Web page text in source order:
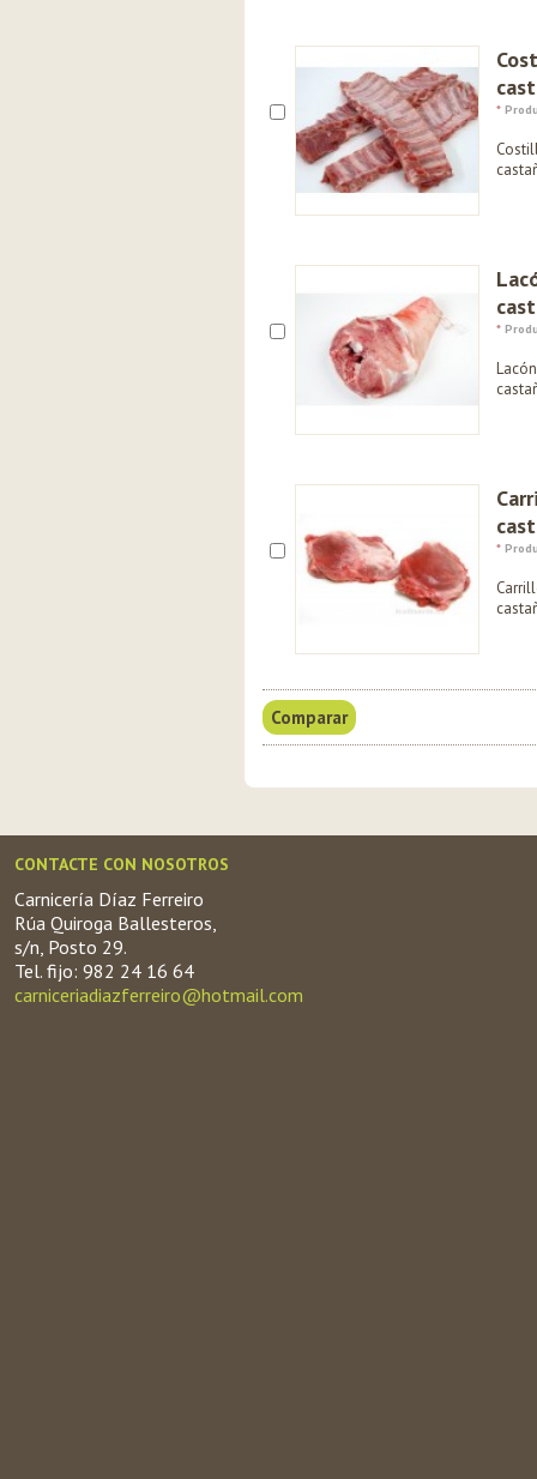
*
*
*
CONTACTE CON NOSOTROS
Carnicería Díaz Ferreiro
Rúa Quiroga Ballesteros,
s/n, Posto 29.
Tel. fijo: 982 24 16 64
carniceriadiazferreiro@hotmail.com